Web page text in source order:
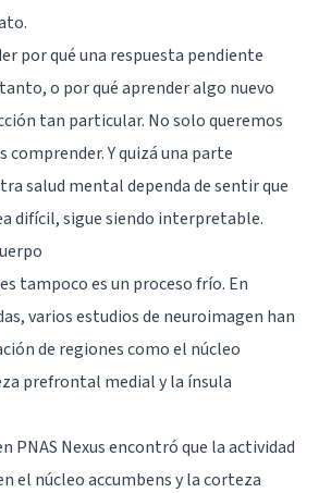
por qué una respuesta pendiente
o por qué aprender algo nuevo
tan particular. No solo queremos
comprender. Y quizá una parte
salud mental dependa de sentir que
difícil, sigue siendo interpretable.
tampoco es un proceso frío. En
varios estudios de neuroimagen han
de regiones como el núcleo
prefrontal medial y la ínsula
PNAS Nexus encontró que la actividad
el núcleo accumbens y la corteza